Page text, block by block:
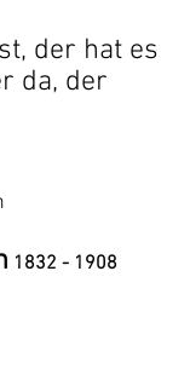
der hat es
da, der
1832 - 1908